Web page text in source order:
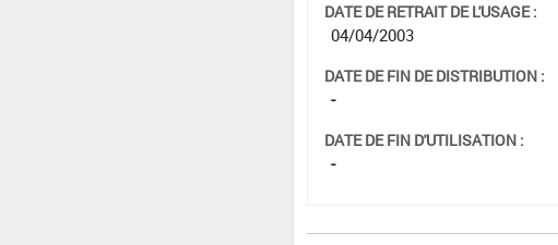
DATE DE RETRAIT DE L'USAGE :
04/04/2003
DATE DE FIN DE DISTRIBUTION :
-
DATE DE FIN D'UTILISATION :
-